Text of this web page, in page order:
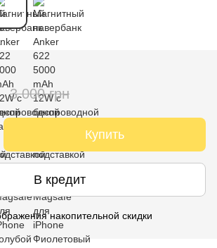
3 000 грн
Купить
В кредит
накопительной скидки